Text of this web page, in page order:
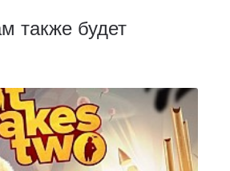
также будет